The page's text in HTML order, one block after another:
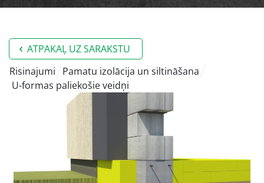
ATPAKAĻ UZ SARAKSTU
risinajumi
Pamatu izolācija un siltināšana
U-formas paliekošie veidņi